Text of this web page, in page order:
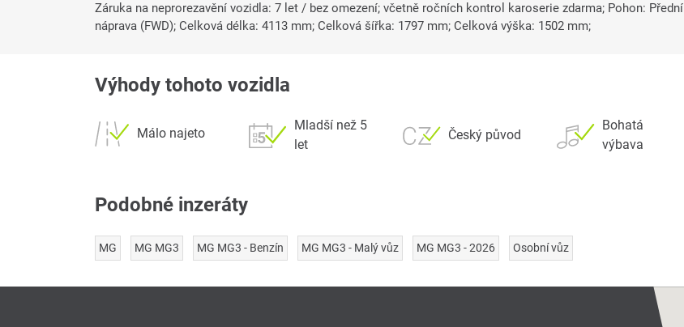
Záruka na neprorezavění vozidla: 7 let / bez omezení; včetně ročních kontrol karoserie zdarma; Pohon: Přední
náprava (FWD); Celková délka: 4113 mm; Celková šířka: 1797 mm; Celková výška: 1502 mm;
Výhody tohoto vozidla
Málo najeto
Mladší než 5
let
Český původ
Bohatá
výbava
Podobné inzeráty
MG MG MG3 MG MG3 - Benzín MG MG3 - Malý vůz MG MG3 - 2026 Osobní vůz